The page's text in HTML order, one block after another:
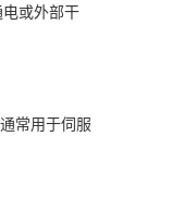
或外部干
常用于伺服